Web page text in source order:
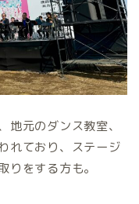
元のダンス教室、
れており、ステージ
りをする方も。